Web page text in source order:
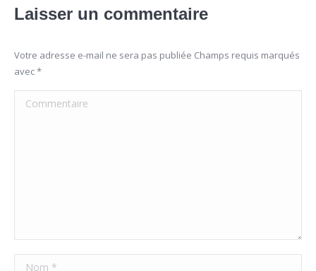
Laisser un commentaire
Votre adresse e-mail ne sera pas publiée Champs requis marqués
avec*
Commentaire
Nom *